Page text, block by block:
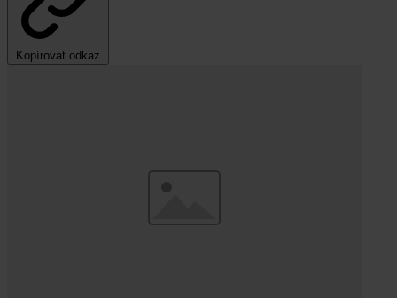
Kopírovat odkaz